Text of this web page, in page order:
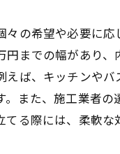
の希望や必要に
までの幅があり
ば、キッチンや
また、施工業者
る際には、柔軟